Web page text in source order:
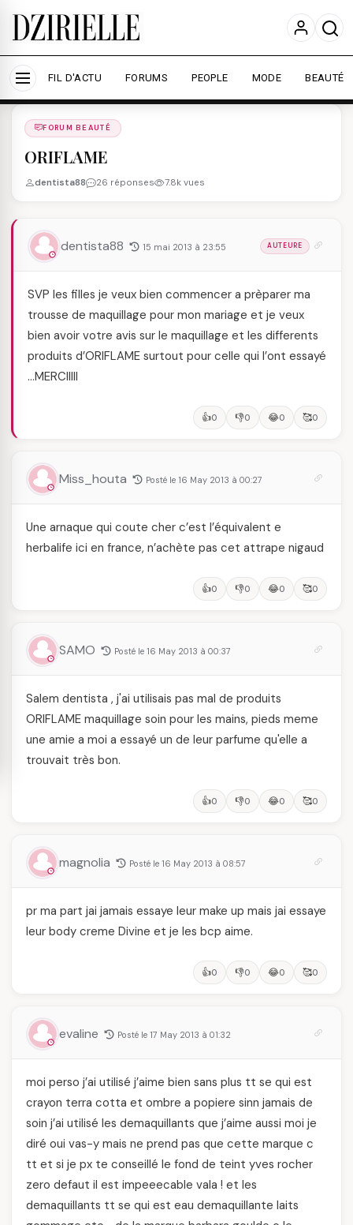
Nous utilisons des cookies pour améliorer votre
expérience et mesurer l'audience.
En savoir plus
Accepter tout Personnaliser
FIL D'ACTU FORUMS PEOPLE MODE BEAUTÉ
Forums
FORUM BEAUTÉ
ORIFLAME
dentista88 26 réponses 7.8k vues
dentista88 15 mai 2013 à 23:55 AUTEURE
SVP les filles je veux bien commencer a prèparer ma
trousse de maquillage pour mon mariage et je veux
bien avoir votre avis sur le maquillage et les differents
produits d’ORIFLAME surtout pour celle qui l’ont essayé
…MERCIIIII
👍0 👎0 😂0 🥰0
Miss_houta Posté le 16 May 2013 à 00:27
Une arnaque qui coute cher c’est l’équivalent e
herbalife ici en france, n’achète pas cet attrape nigaud
👍0 👎0 😂0 🥰0
SAMO Posté le 16 May 2013 à 00:37
Salem dentista , j'ai utilisais pas mal de produits
ORIFLAME maquillage soin pour les mains, pieds meme
une amie a moi a essayé un de leur parfume qu'elle a
trouvait très bon.
👍0 👎0 😂0 🥰0
magnolia Posté le 16 May 2013 à 08:57
pr ma part jai jamais essaye leur make up mais jai essaye
leur body creme Divine et je les bcp aime.
👍0 👎0 😂0 🥰0
evaline Posté le 17 May 2013 à 01:32
moi perso j’ai utilisé j’aime bien sans plus tt se qui est
crayon terra cotta et ombre a popiere sinn jamais de
soin j’ai utilisé les demaquillants que j’aime aussi moi je
diré oui vas-y mais ne prend pas que cette marque c
tt et si je px te conseillé le fond de teint yves rocher
zero defaut il est impeeecable vala ! et les
demaquillants tt se qui est eau demaquillante laits